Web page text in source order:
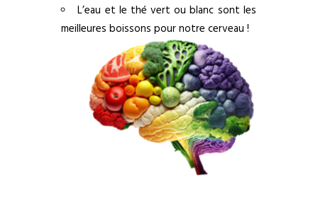
L’eau et le thé vert ou blanc sont les
meilleures boissons pour notre cerveau !